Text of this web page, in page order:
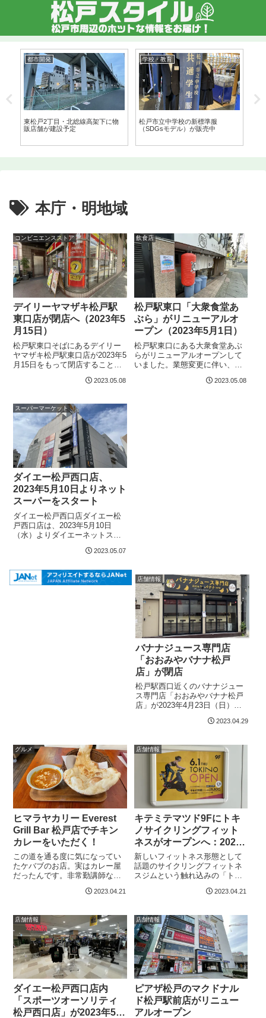
都市開発
東松戸2丁目・北総線高架下に物
販店舗が建設予定
学校・教育
松戸市立中学校の新標準服
（SDGsモデル）が販売中
本庁・明地域
コンビニエンスストア
デイリーヤマザキ松戸駅
東口店が閉店へ（2023年5
月15日）
松戸駅東口そばにあるデイリー
ヤマザキ松戸駅東口店が2023年5
月15日をもって閉店することが
キ松戸駅東口店所在地：千葉県
間営業
2023.05.08
飲食店
松戸駅東口「大衆食堂あ
ぶら」がリニューアルオ
ープン（2023年5月1日）
松戸駅東口にある大衆食堂あぶ
らがリニューアルオープンして
いました。業態変更に伴い、ホ
です。大衆食堂あぶら所在地：
2023.05.08
スーパーマーケット
ダイエー松戸西口店、
2023年5月10日よりネット
スーパーをスタート
ダイエー松戸西口店ダイエー松
戸西口店は、2023年5月10日
（水）よりダイエーネットスー
ートフォンから手軽に買い物が
応。WAON POINTも貯めること
ができます。ダイエーネット...
2023.05.07
店舗情報
バナナジュース専門店
「おおみやバナナ松戸
店」が閉店
松戸駅西口近くのバナナジュー
ス専門店「おおみやバナナ松戸
店」が2023年4月23日（日）を
バナナ松戸店所在地：千葉県松
2023.04.29
グルメ
ヒマラヤカリー Everest
Grill Bar 松戸店でチキン
カレーをいただく！
この道を通る度に気になってい
たケバブのお店。実はカレー屋
だったんです。非常勤講師なん
前中に授業を終えて残務処理を
チ営業は14時までのお店が多く
てなかなか入れないんですよ
ね。ヒマラヤカリ...
2023.04.21
店舗情報
キテミテマツド9Fにトキ
ノサイクリングフィット
ネスがオープンへ：2023
年6月1日
新しいフィットネス形態として
話題のサイクリングフィットネ
スジムという触れ込みの「トキ
がキテミテマツド9階に2023年6
ミテマツド9Fにトキノサイクリ
ングフィットネス自転車って結
構カロ...
2023.04.21
店舗情報
ダイエー松戸西口店内
「スポーツオーソリティ
松戸西口店」が2023年5月
店舗情報
ピアザ松戸のマクドナル
ド松戸駅前店がリニュー
アルオープン